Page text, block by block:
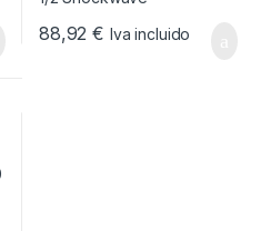
88,92€ Iva incluido